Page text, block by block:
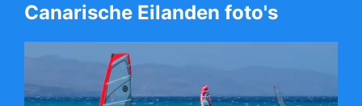
Canarische Eilanden foto's